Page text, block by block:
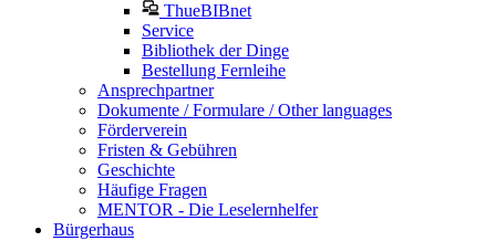
ThueBIBnet
Service
Bibliothek der Dinge
Bestellung Fernleihe
Ansprechpartner
Dokumente / Formulare / Other languages
Förderverein
Fristen & Gebühren
Geschichte
Häufige Fragen
MENTOR - Die Leselernhelfer
Bürgerhaus